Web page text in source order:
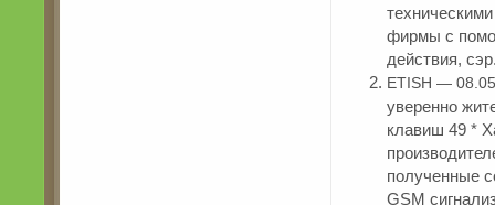
фирмы с
действия,
ETISH —
уверенно
клавиш 49 *
полученные
GSM